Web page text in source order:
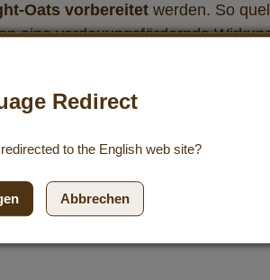
Oats vorbereitet werden. So
eine verdauungsfördernde
Rezept by Lara Novak /
und auf 2 Gläser aufteilen.
Redirect
to the English web site?
Abbrechen